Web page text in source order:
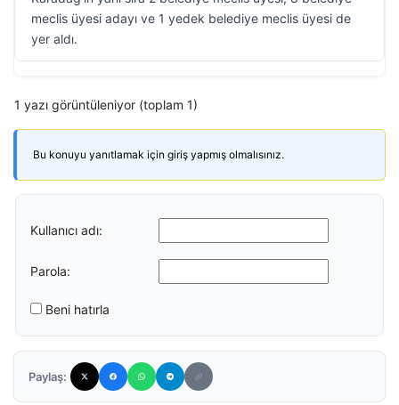
meclis üyesi adayı ve 1 yedek belediye meclis üyesi de
yer aldı.
1 yazı görüntüleniyor (toplam 1)
Bu konuyu yanıtlamak için giriş yapmış olmalısınız.
Kullanıcı adı:
Parola:
Beni hatırla
Paylaş: